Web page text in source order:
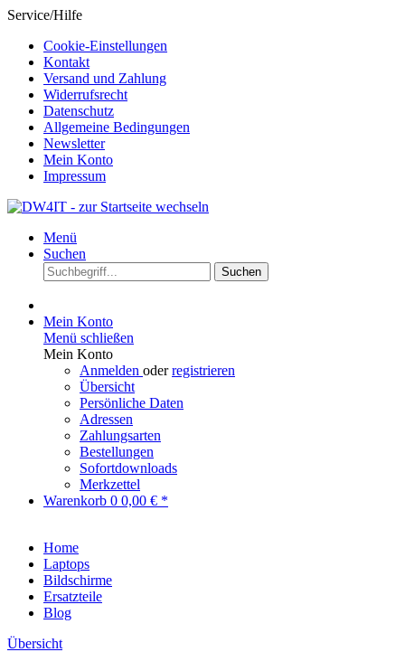
Service/Hilfe
Cookie-Einstellungen
Kontakt
Versand und Zahlung
Widerrufsrecht
Datenschutz
Allgemeine Bedingungen
Newsletter
Mein Konto
Impressum
Menü
Suchen
Suchen
Mein Konto
Menü schließen
Mein Konto
Anmelden oderregistrieren
Übersicht
Persönliche Daten
Adressen
Zahlungsarten
Bestellungen
Sofortdownloads
Merkzettel
Warenkorb 0 0,00 € *
Home
Laptops
Bildschirme
Ersatzteile
Blog
Übersicht